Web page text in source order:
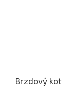
Brzdový